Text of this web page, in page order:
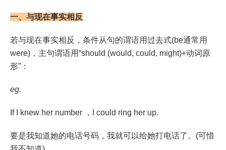
一、与现在事实相反
若与现在事实相反，条件从句的谓语用过去式(be通常用
were)，主句谓语用“should (would, could, might)+动词原
形”：
eg.
If I knew her number ，I could ring her up.
要是我知道她的电话号码，我就可以给她打电话了。(可惜